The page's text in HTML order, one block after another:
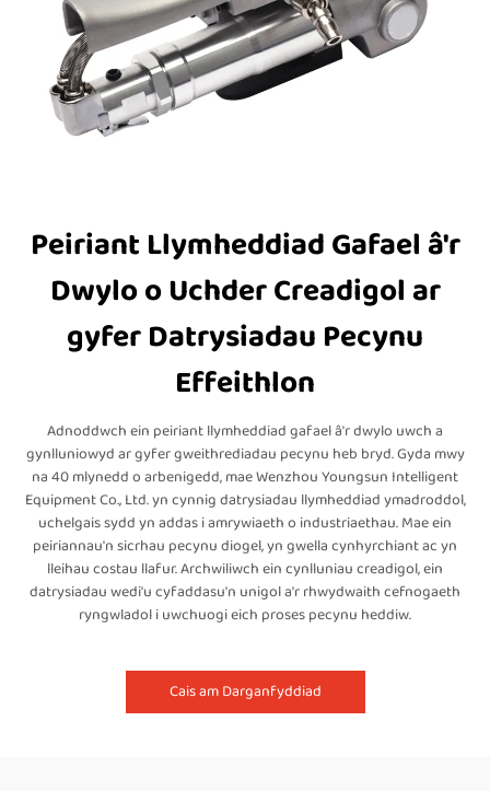
Peiriant Llymheddiad Gafael â'r
Dwylo o Uchder Creadigol ar
gyfer Datrysiadau Pecynu
Effeithlon
Adnoddwch ein peiriant llymheddiad gafael â'r dwylo uwch a
gynlluniowyd ar gyfer gweithrediadau pecynu heb bryd. Gyda mwy
na 40 mlynedd o arbenigedd, mae Wenzhou Youngsun Intelligent
Equipment Co., Ltd. yn cynnig datrysiadau llymheddiad ymadroddol,
uchelgais sydd yn addas i amrywiaeth o industriaethau. Mae ein
peiriannau'n sicrhau pecynu diogel, yn gwella cynhyrchiant ac yn
lleihau costau llafur. Archwiliwch ein cynlluniau creadigol, ein
datrysiadau wedi'u cyfaddasu'n unigol a'r rhwydwaith cefnogaeth
ryngwladol i uwchuogi eich proses pecynu heddiw.
Cais am Darganfyddiad